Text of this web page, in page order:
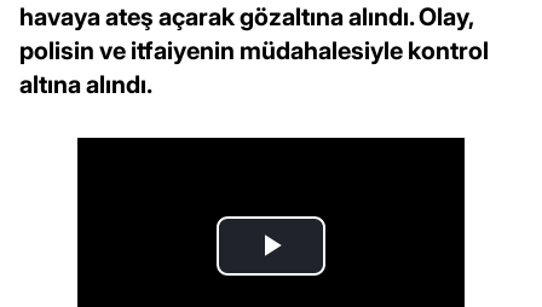
havaya ateş açarak gözaltına alındı. Olay,
polisin ve itfaiyenin müdahalesiyle kontrol
altına alındı.